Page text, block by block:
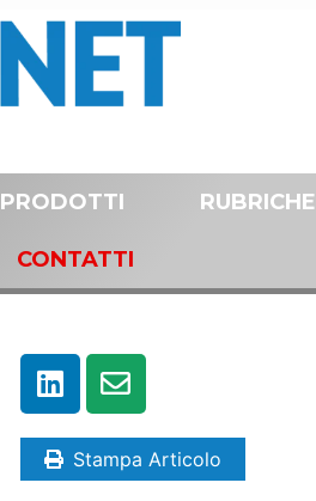
PRODOTTI RUBRICHE
CONTATTI
Stampa Articolo